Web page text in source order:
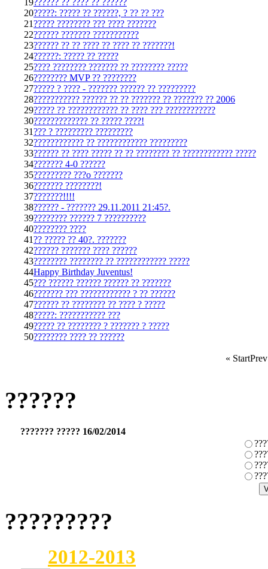
19?????? ?? ???? ?? ??????
20?????: ????? ?? ??????, ? ?? ?? ???
21????? ???????? ??? ???? ???????
22?????? ??????? ???????????
23?????? ?? ?? ???? ?? ???? ?? ???????!
24??????: ????? ?? ?????
25???? ???????? ??????? ?? ???????? ?????
26???????? MVP ?? ????????
27????? ? ???? - ??????? ?????? ?? ?????????
28??????????? ?????? ?? ?? ??????? ?? ??????? ?? 2006
29????? ?? ???????????? ?? ???? ??? ????????????
30????????????? ?? ????? ????!
31??? ? ????????? ?????????
32???????????? ?? ???????????? ?????????
33?????? ?? ???? ????? ?? ?? ???????? ?? ???????????? ?????
34??????? 4-0 ??????
35????????? ???o ???????
36??????? ????????!
37???????!!!!
38?????? - ??????? 29.11.2011 21:45?.
39???????? ?????? 7 ??????????
40???????? ????
41?? ????? ?? 40?. ???????
42?????? ??????? ???? ??????
43???????? ???????? ?? ???????????? ?????
44Happy Birthday Juventus!
45??? ?????? ?????? ?????? ?? ???????
46??????? ??? ???????????? ? ?? ??????
47?????? ?? ???????? ?? ???? ? ?????
48?????: ??????????? ???
49????? ?? ???????? ? ??????? ? ?????
50???????? ???? ?? ??????
« StartPrev
??????
??????? ????? 16/02/2014
?????????
2012-2013